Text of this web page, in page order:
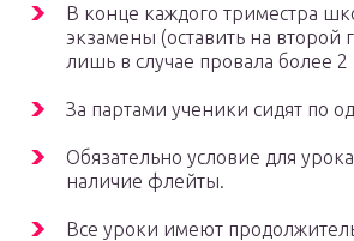
В конце каждого триместра
экзамены (оставить на второй
лишь в случае провала более 2
За партами ученики сидят по
Обязательно условие для
наличие флейты.
Все уроки имеют